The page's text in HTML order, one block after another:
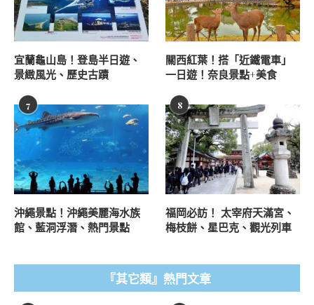
宜蘭龜山島！登島半日遊、
景緻風光、歷史古蹟
關西紅葉！搭「近鐵電車」
一日遊！奈良景點+美食
7
沖繩景點！沖繩美麗海水族
館、藍洞浮潛、熱門景點
8
福岡必訪！ 太宰府天滿宮、
梅枝餅、星巴克、觀光列車
『其它類』熱門文章